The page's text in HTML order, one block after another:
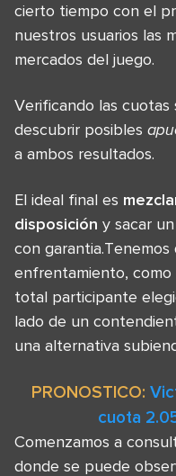
cierto tiempo con el
nuestros usuarios las
mercados del juego.
Verificando las cuotas
descubrir posibles
a ambos resultados.
El ideal final es
disposición y sacar
con
enfrentamiento, como
total participante
lado de un
una alternativa
PRONOSTICO:
cuota
Comenzamos a
donde se puede